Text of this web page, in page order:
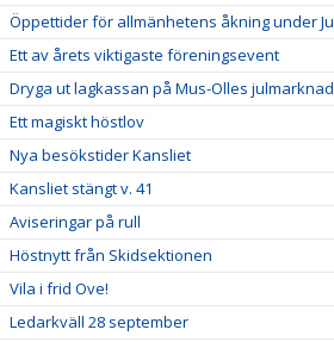
Öppettider för allmänhetens åkning under
Ett av årets viktigaste föreningsevent
Dryga ut lagkassan på Mus-Olles julmarknad
Ett magiskt höstlov
Nya besökstider Kansliet
Kansliet stängt v. 41
Aviseringar på rull
Höstnytt från Skidsektionen
Vila i frid Ove!
Ledarkväll 28 september